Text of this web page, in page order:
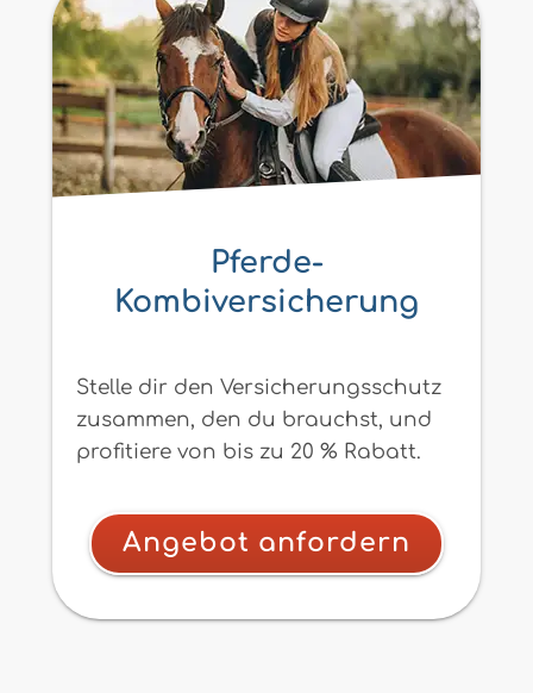
Pferde-
Kombiversicherung
Stelle dir den Versicherungsschutz
zusammen, den du brauchst, und
profitiere von bis zu 20 % Rabatt.
Angebot anfordern